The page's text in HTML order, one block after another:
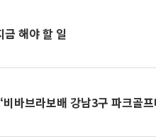
해야 할 일
바브라보배 강남3구 파크골프